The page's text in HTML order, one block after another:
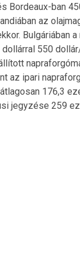
Bordeaux-ban
az
Bulgáriában
550
az ipari
176,3
jegyzése 259